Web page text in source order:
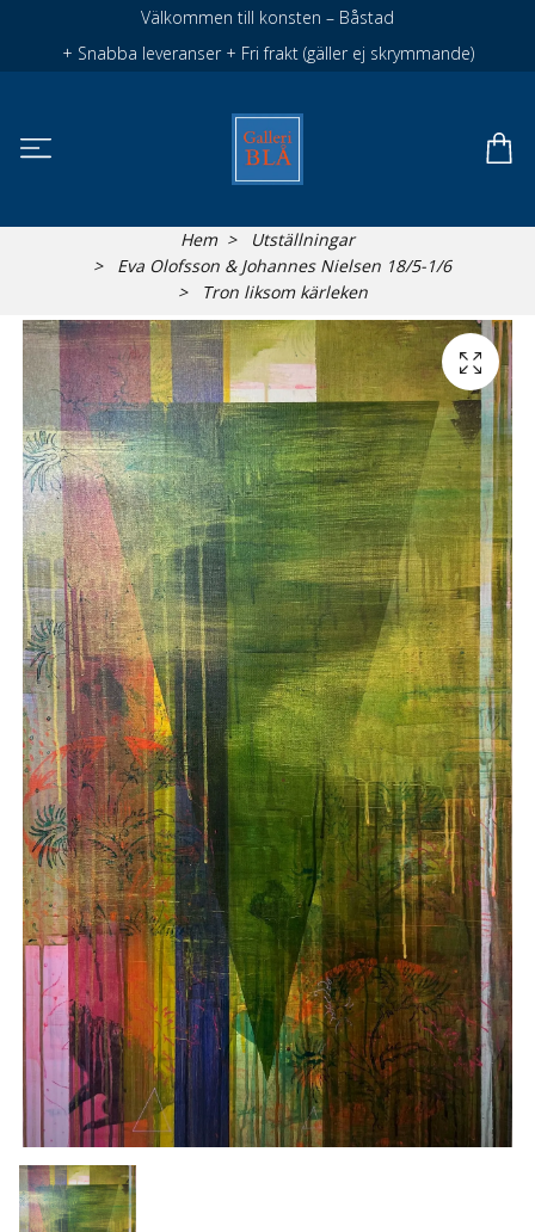
Välkommen till konsten – Båstad
+ Snabba leveranser + Fri frakt (gäller ej skrymmande)
Hem
Utställningar
Eva Olofsson & Johannes Nielsen 18/5-1/6
Tron liksom kärleken